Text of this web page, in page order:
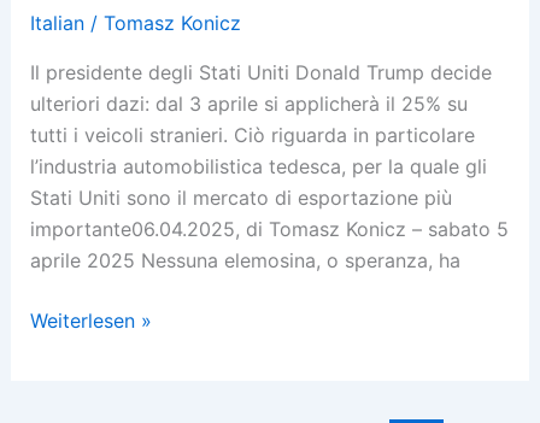
Italian/ Tomasz Konicz
Il presidente degli Stati Uniti Donald Trump decide
ulteriori dazi: dal 3 aprile si applicherà il 25% su
tutti i veicoli stranieri. Ciò riguarda in particolare
l’industria automobilistica tedesca, per la quale gli
Stati Uniti sono il mercato di esportazione più
importante06.04.2025, di Tomasz Konicz – sabato 5
aprile 2025 Nessuna elemosina, o speranza, ha
Autoland
Weiterlesen »